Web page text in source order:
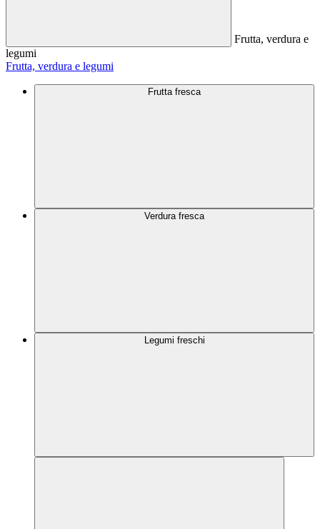
Frutta, verdura e
legumi
Frutta, verdura e legumi
Frutta fresca
Verdura fresca
Legumi freschi